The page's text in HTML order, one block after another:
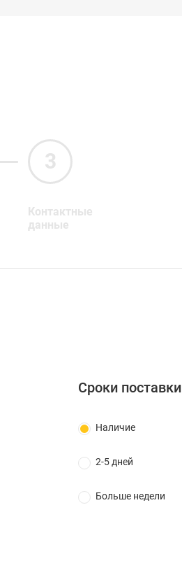
Контактные
данные
Сроки поставки
Наличие
2-5 дней
Больше недели